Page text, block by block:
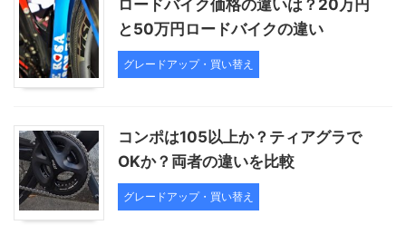
ロードバイク価格の違いは？20万円
と50万円ロードバイクの違い
グレードアップ・買い替え
コンポは105以上か？ティアグラで
OKか？両者の違いを比較
グレードアップ・買い替え